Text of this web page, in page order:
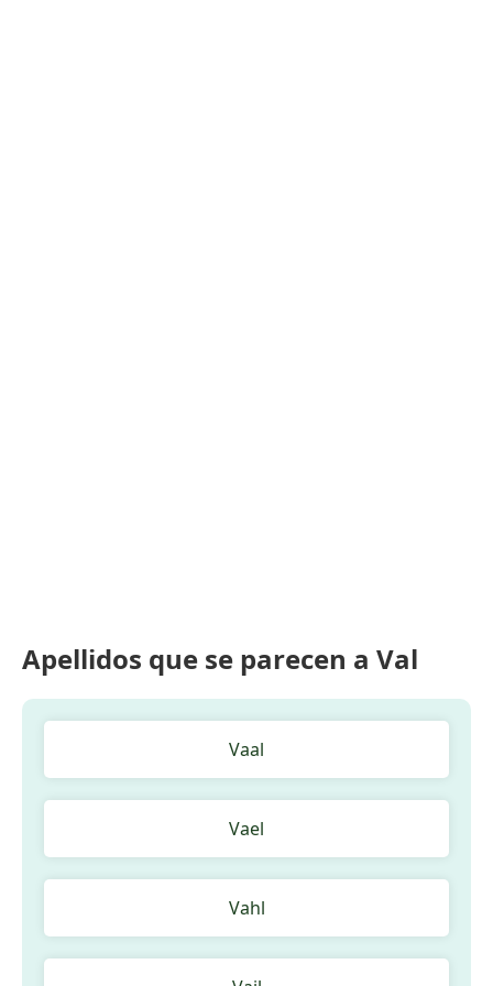
Apellidos que se parecen a Val
Vaal
Vael
Vahl